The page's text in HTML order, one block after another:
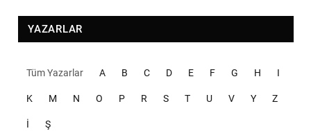
YAZARLAR
Tüm Yazarlar A B C D E F G H I
K M N O P R S T U V Y Z
İ Ş